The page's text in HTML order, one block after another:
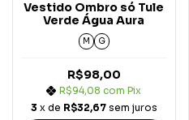
Vestido Ombro só Tule
Verde Água Aura
M G
R$98,00
R$94,08com Pix
3 x de R$32,67 sem juros